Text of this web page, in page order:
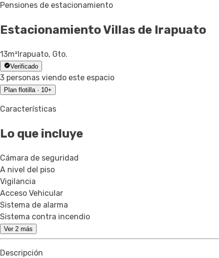
Pensiones de estacionamiento
EstacionamientoVillas de Irapuato
13m²Irapuato, Gto.
Verificado
3 personas viendo este espacio
Plan flotilla · 10+
Características
Lo que incluye
Cámara de seguridad
A nivel del piso
Vigilancia
Acceso Vehicular
Sistema de alarma
Sistema contra incendio
Ver 2 más
Descripción